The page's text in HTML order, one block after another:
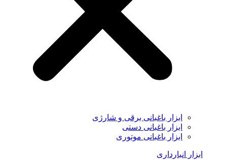
ابزار باغبانی برقی و شارژی
ابزار باغبانی دستی
ابزار باغبانی موتوری
ابزار انبارداری